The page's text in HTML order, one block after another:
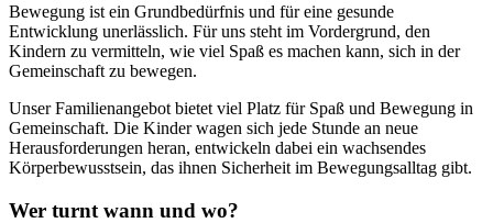
Bewegung ist ein Grundbedürfnis und für eine gesunde
Entwicklung unerlässlich. Für uns steht im Vordergrund, den
Kindern zu vermitteln, wie viel Spaß es machen kann, sich in der
Gemeinschaft zu bewegen.
Unser Familienangebot bietet viel Platz für Spaß und Bewegung in
Gemeinschaft. Die Kinder wagen sich jede Stunde an neue
Herausforderungen heran, entwickeln dabei ein wachsendes
Körperbewusstsein, das ihnen Sicherheit im Bewegungsalltag gibt.
Wer turnt wann und wo?